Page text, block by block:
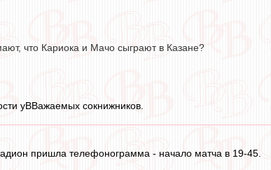
что Кариока и Мачо сыграют в Казане?
уВВажаемых сокнижников.
пришла телефонограмма - начало матча в 19-45.